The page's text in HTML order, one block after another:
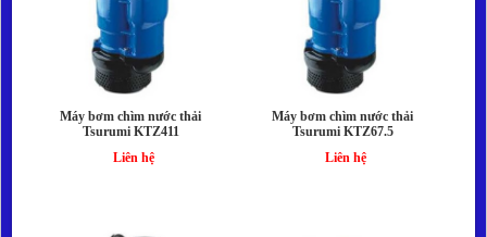
Máy bơm chìm nước thải
Tsurumi KTZ411
Liên hệ
Máy bơm chìm nước thải
Tsurumi KTZ67.5
Liên hệ